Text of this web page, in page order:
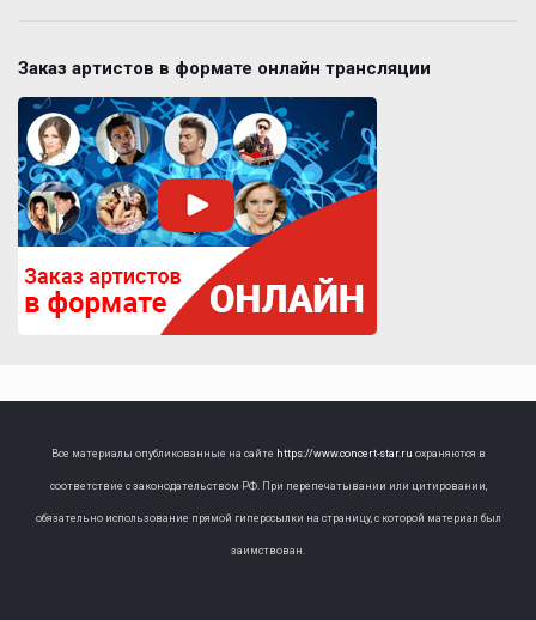
Заказ артистов в формате онлайн трансляции
Все материалы опубликованные на сайте https://www.concert-star.ru охраняются в
соответствие с законодательством РФ. При перепечатывании или цитировании,
обязательно использование прямой гиперссылки на страницу, с которой материал был
заимствован.